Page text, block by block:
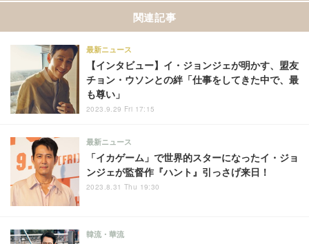
関連記事
【インタビュー】イ・ジョンジェが明かす、盟友
チョン・ウソンとの絆「仕事をしてきた中で、最
も尊い」
最新ニュース
2023.9.29 Fri 17:15
「イカゲーム」で世界的スターになったイ・ジョ
ンジェが監督作『ハント』引っさげ来日！
最新ニュース
2023.8.31 Thu 19:30
韓流・華流